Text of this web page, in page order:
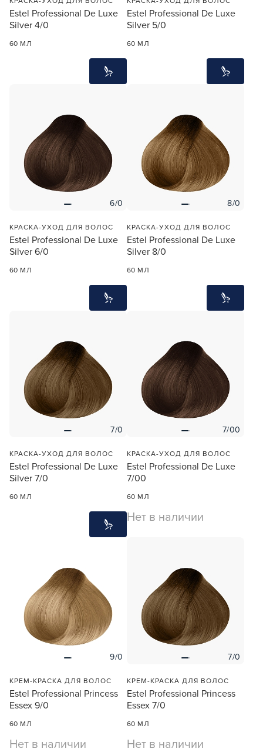
Estel Professional De Luxe
Silver 4/0
60 МЛ
Estel Professional De Luxe
Silver 5/0
60 МЛ
6/0
КРАСКА-УХОД ДЛЯ ВОЛОС
Estel Professional De Luxe
Silver 6/0
60 МЛ
8/0
КРАСКА-УХОД ДЛЯ ВОЛОС
Estel Professional De Luxe
Silver 8/0
60 МЛ
7/0
КРАСКА-УХОД ДЛЯ ВОЛОС
Estel Professional De Luxe
Silver 7/0
60 МЛ
7/00
КРАСКА-УХОД ДЛЯ ВОЛОС
Estel Professional De Luxe
7/00
60 МЛ
Нет в наличии
9/0
КРЕМ-КРАСКА ДЛЯ ВОЛОС
Estel Professional Princess
Essex 9/0
60 МЛ
Нет в наличии
7/0
КРЕМ-КРАСКА ДЛЯ ВОЛОС
Estel Professional Princess
Essex 7/0
60 МЛ
Нет в наличии